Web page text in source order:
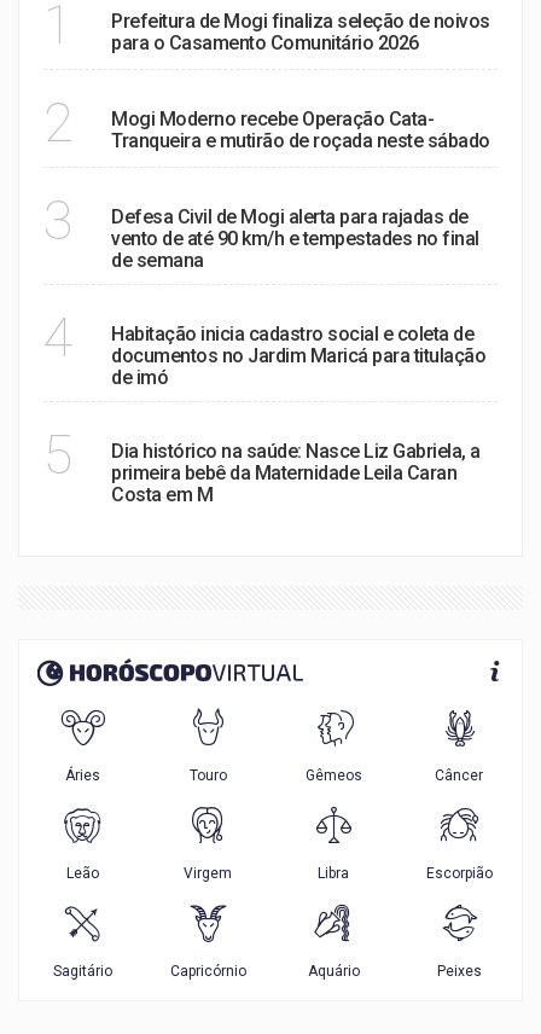
1
Prefeitura de Mogi finaliza seleção de noivos
para o Casamento Comunitário 2026
2
Mogi Moderno recebe Operação Cata-
Tranqueira e mutirão de roçada neste sábado
3
Defesa Civil de Mogi alerta para rajadas de
vento de até 90 km/h e tempestades no final
de semana
4
Habitação inicia cadastro social e coleta de
documentos no Jardim Maricá para titulação
de imó
5
Dia histórico na saúde: Nasce Liz Gabriela, a
primeira bebê da Maternidade Leila Caran
Costa em M